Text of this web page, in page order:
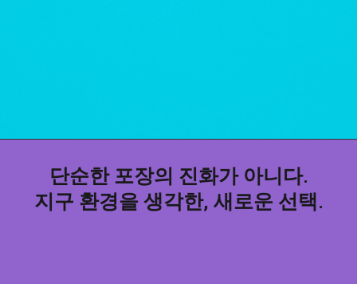
단순한 포장의 진화가 아니다.
지구 환경을 생각한, 새로운 선택.